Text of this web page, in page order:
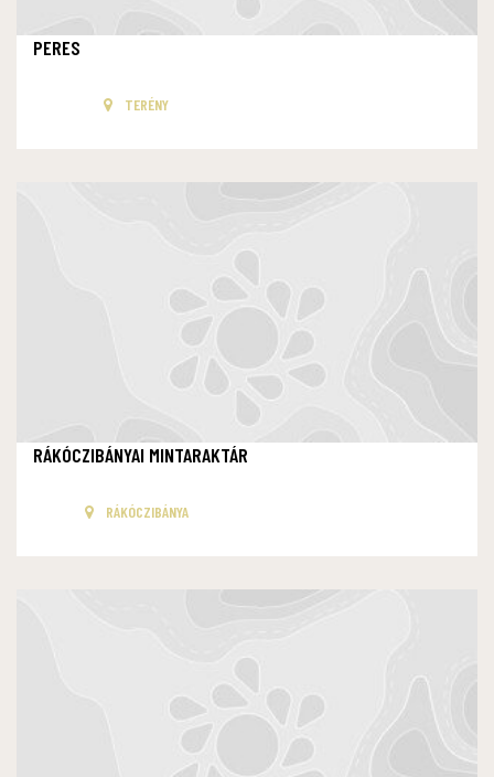
PERES
TERÉNY
RÁKÓCZIBÁNYAI MINTARAKTÁR
RÁKÓCZIBÁNYA